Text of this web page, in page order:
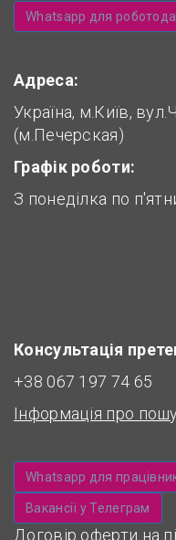
Whatsapp для
Адреса:
Україна, м.Київ,
(м.Печерская)
Графік роботи:
З понеділка по
Консультація
+38 067 197 74 65
Інформація про
Whatsapp для
Вакансії у Телеграм
Договір оферти на